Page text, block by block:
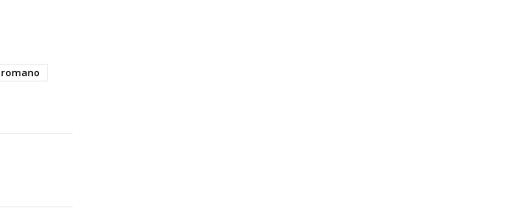
romano